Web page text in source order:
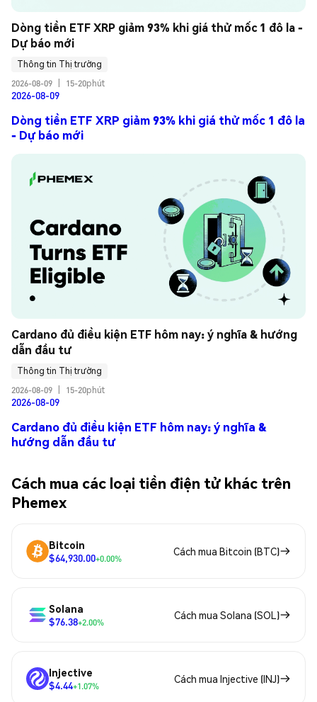
Dòng tiền ETF XRP giảm 93% khi giá thử mốc 1 đô la -
Dự báo mới
Thông tin Thị trường
2026-08-09
15-20phút
2026-08-09
Dòng tiền ETF XRP giảm 93% khi giá thử mốc 1 đô la
- Dự báo mới
Cardano đủ điều kiện ETF hôm nay: ý nghĩa & hướng
dẫn đầu tư
Thông tin Thị trường
2026-08-09
15-20phút
2026-08-09
Cardano đủ điều kiện ETF hôm nay: ý nghĩa &
hướng dẫn đầu tư
Cách mua các loại tiền điện tử khác trên
Phemex
Bitcoin
$64,930.00+0.00%
Cách mua Bitcoin (BTC)
Solana
$76.38+2.00%
Cách mua Solana (SOL)
Injective
$4.44+1.07%
Cách mua Injective (INJ)